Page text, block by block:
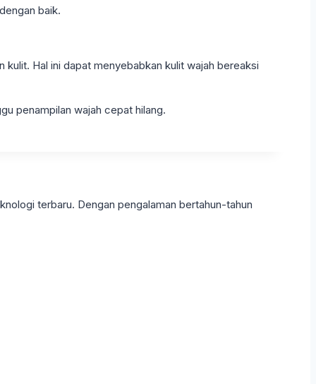
baik.
Hal ini dapat menyebabkan kulit wajah bereaksi
penampilan wajah cepat hilang.
terbaru. Dengan pengalaman bertahun-tahun